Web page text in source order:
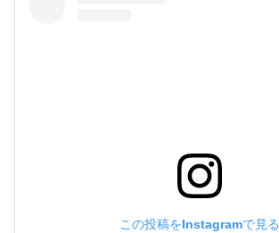
この投稿をInstagramで見る